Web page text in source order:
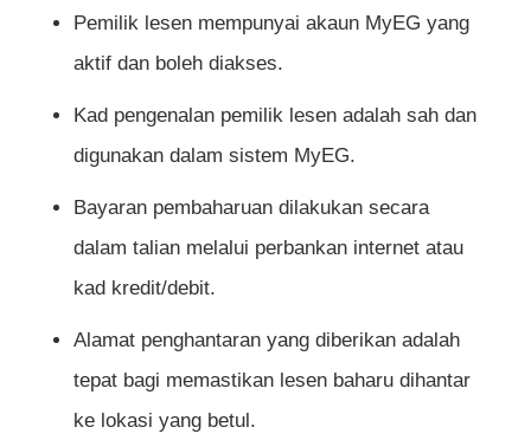
Adakah lesen memandu digital akan
diberikan setelah pembaharuan dibuat?
Adakah saya masih boleh memandu jika
lesen saya telah tamat tempoh tetapi
sudah memperbaharuinya secara online?
Bagaimana jika saya kehilangan lesen
baharu yang dihantar oleh MyEG?
Rujukan
Pemilik lesen mempunyai akaun MyEG yang
aktif dan boleh diakses.
Kad pengenalan pemilik lesen adalah sah dan
digunakan dalam sistem MyEG.
Bayaran pembaharuan dilakukan secara
dalam talian melalui perbankan internet atau
kad kredit/debit.
Alamat penghantaran yang diberikan adalah
tepat bagi memastikan lesen baharu dihantar
ke lokasi yang betul.